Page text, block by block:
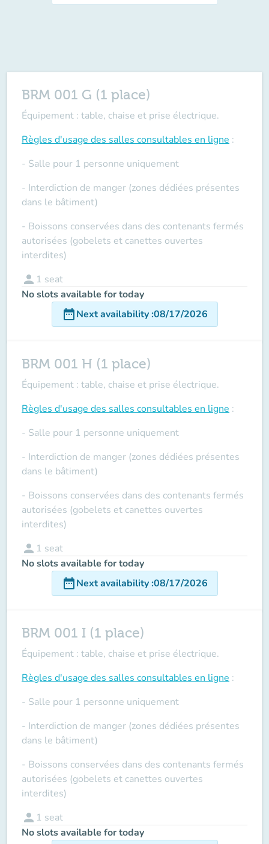
BRM 001 G (1 place)
Équipement : table, chaise et prise électrique.
Règles d'usage des salles consultables en ligne :
- Salle pour 1 personne uniquement
- Interdiction de manger (zones dédiées présentes
dans le bâtiment)
- Boissons conservées dans des contenants fermés
autorisées (gobelets et canettes ouvertes
interdites)
person 1 seat
No slots available for today
date_rangeNext availability:08/17/2026
BRM 001 H (1 place)
Équipement : table, chaise et prise électrique.
Règles d'usage des salles consultables en ligne :
- Salle pour 1 personne uniquement
- Interdiction de manger (zones dédiées présentes
dans le bâtiment)
- Boissons conservées dans des contenants fermés
autorisées (gobelets et canettes ouvertes
interdites)
person 1 seat
No slots available for today
date_rangeNext availability:08/17/2026
BRM 001 I (1 place)
Équipement : table, chaise et prise électrique.
Règles d'usage des salles consultables en ligne :
- Salle pour 1 personne uniquement
- Interdiction de manger (zones dédiées présentes
dans le bâtiment)
- Boissons conservées dans des contenants fermés
autorisées (gobelets et canettes ouvertes
interdites)
person 1 seat
No slots available for today